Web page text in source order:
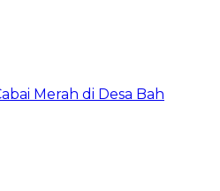
Merah di Desa Bah